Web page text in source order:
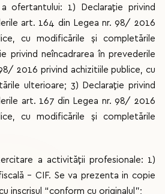
ofertantului: 1) Declaraţie privind
art. 164 din Legea nr. 98/ 2016
cu modificările şi completările
privind neîncadrarea în prevederile
2016 privind achizitiile publice, cu
ulterioare; 3) Declaraţie privind
art. 167 din Legea nr. 98/ 2016
cu modificările şi completările
a activității profesionale: 1)
– CIF. Se va prezenta in copie
inscrisul “conform cu originalul”;